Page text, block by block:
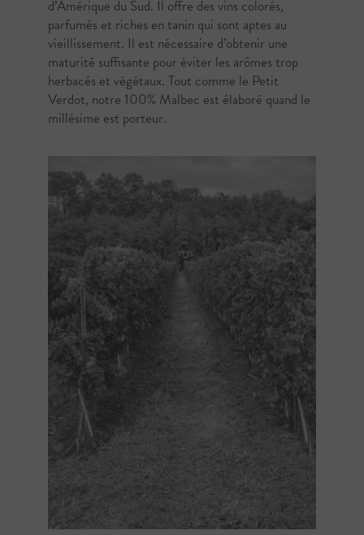
d’Amérique du Sud. Il offre des vins colorés,
parfumés et riches en tanin qui sont aptes au
vieillissement. Il est nécessaire d’obtenir une
maturité suffisante pour éviter les arômes trop
herbacés et végétaux. Tout comme le Petit
Verdot, notre 100% Malbec est élaboré quand le
millésime est porteur.